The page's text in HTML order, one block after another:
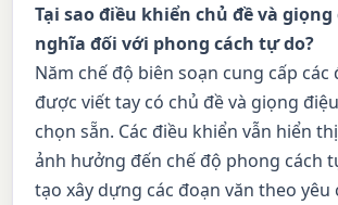
Tại sao điều khiển chủ đề và giọng
nghĩa đối với phong cách tự do?
Năm chế độ biên soạn cung cấp các
được viết tay có chủ đề và giọng
chọn sẵn. Các điều khiển vẫn hiển
ảnh hưởng đến chế độ phong cách
tạo xây dựng các đoạn văn theo